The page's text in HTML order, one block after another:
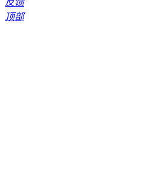
反馈
顶部